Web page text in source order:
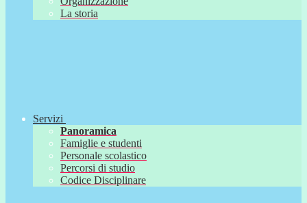
La storia
Servizi
Panoramica
Famiglie e studenti
Personale scolastico
Percorsi di studio
Codice Disciplinare